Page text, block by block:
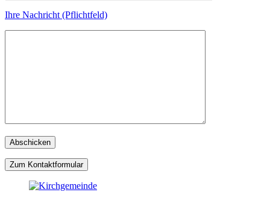
Ihre Nachricht (Pflichtfeld)
Zum Kontaktformular